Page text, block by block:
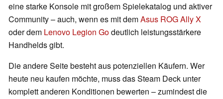
eine starke Konsole mit großem Spielekatalog und aktiver
Community – auch, wenn es mit demAsus ROG Ally X
oder dem Lenovo Legion Godeutlich leistungsstärkere
Handhelds gibt.
Die andere Seite besteht aus potenziellen Käufern. Wer
heute neu kaufen möchte, muss das Steam Deck unter
komplett anderen Konditionen bewerten – zumindest die